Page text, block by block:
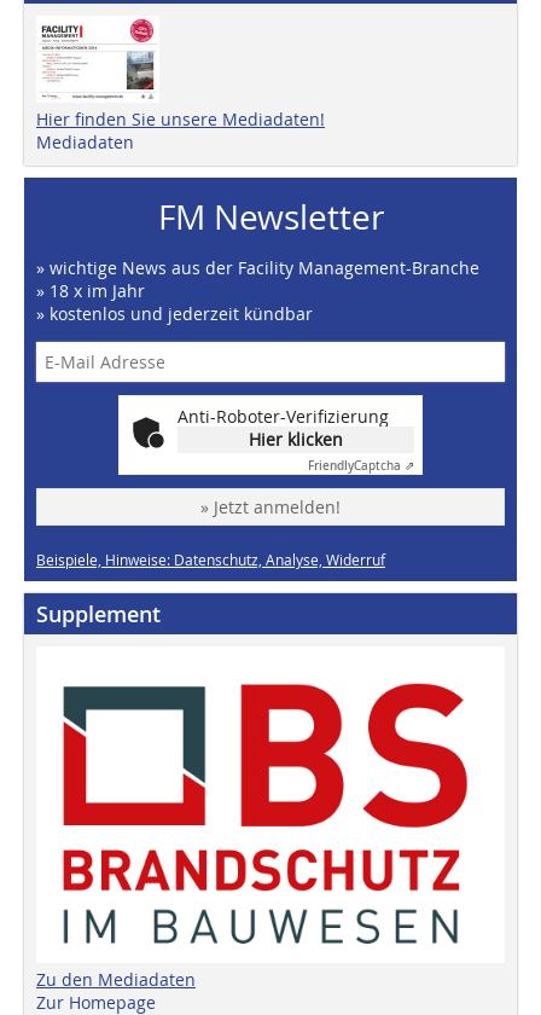
Hier finden Sie unsere Mediadaten!
Mediadaten
FM Newsletter
» wichtige News aus der Facility Management-Branche
» 18 x im Jahr
» kostenlos und jederzeit kündbar
Anti-Roboter-Verifizierung
Hier klicken
FriendlyCaptcha ⇗
» Jetzt anmelden!
Beispiele, Hinweise: Datenschutz, Analyse, Widerruf
Supplement
Zu den Mediadaten
Zur Homepage